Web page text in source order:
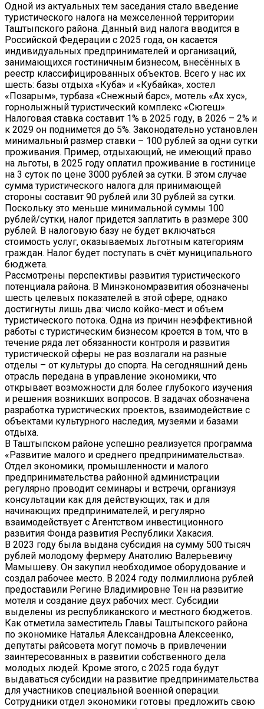
Одной из актуальных тем заседания стало введение
туристического налога на межселенной территории
Таштыпского района. Данный вид налога вводится в
Российской Федерации с 2025 года, он касается
индивидуальных предпринимателей и организаций,
занимающихся гостиничным бизнесом, внесённых в
реестр классифицированных объектов. Всего у нас их
шесть: базы отдыха «Куба» и «Кубайка», хостел
«Позарым», турбаза «Снежный барс», мотель «Ах хус»,
горнолыжный туристический комплекс «Сюгеш».
Налоговая ставка составит 1% в 2025 году, в 2026 – 2% и
к 2029 он поднимется до 5%. Законодательно установлен
минимальный размер ставки – 100 рублей за одни сутки
проживания. Пример, отдыхающий, не имеющий право
на льготы, в 2025 году оплатил проживание в гостинице
на 3 суток по цене 3000 рублей за сутки. В этом случае
сумма туристического налога для принимающей
стороны составит 90 рублей или 30 рублей за сутки.
Поскольку это меньше минимальной суммы 100
рублей/сутки, налог придется заплатить в размере 300
рублей. В налоговую базу не будет включаться
стоимость услуг, оказываемых льготным категориям
граждан. Налог будет поступать в счёт муниципального
бюджета.
Рассмотрены перспективы развития туристического
потенциала района. В Минэкономразвития обозначены
шесть целевых показателей в этой сфере, однако
достигнуты лишь два: число койко-мест и объем
туристического потока. Одна из причин неэффективной
работы с туристическим бизнесом кроется в том, что в
течение ряда лет обязанности контроля и развития
туристической сферы не раз возлагали на разные
отделы – от культуры до спорта. На сегодняшний день
отрасль передана в управление экономики, что
открывает возможности для более глубокого изучения
и решения возникших вопросов. В задачах обозначена
разработка туристических проектов, взаимодействие с
объектами культурного наследия, музеями и базами
отдыха.
В Таштыпском районе успешно реализуется программа
«Развитие малого и среднего предпринимательства».
Отдел экономики, промышленности и малого
предпринимательства районной администрации
регулярно проводит семинары и встречи, организуя
консультации как для действующих, так и для
начинающих предпринимателей, и регулярно
взаимодействует с Агентством инвестиционного
развития Фонда развития Республики Хакасия.
В 2023 году была выдана субсидия на сумму 500 тысяч
рублей молодому фермеру Анатолию Валерьевичу
Мамышеву. Он закупил необходимое оборудование и
создал рабочее место. В 2024 году полмиллиона рублей
предоставили Регине Владимировне Тен на развитие
мотеля и создание двух рабочих мест. Субсидии
выделены из республиканского и местного бюджетов.
Как отметила заместитель Главы Таштыпского района
по экономике Наталья Александровна Алексеенко,
депутаты райсовета могут помочь в привлечении
заинтересованных в развитии собственного дела
молодых людей. Кроме этого, с 2025 года будут
выдаваться субсидии на развитие предпринимательства
для участников специальной военной операции.
Сотрудники отдел экономики готовы предложить свою